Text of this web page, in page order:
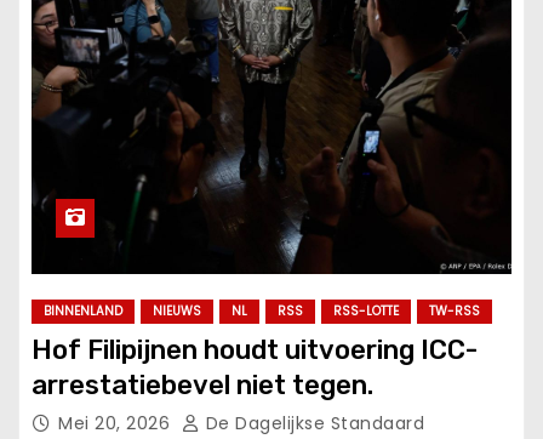
BINNENLAND NIEUWS NL RSS RSS-LOTTE TW-RSS
Hof Filipijnen houdt uitvoering ICC-
arrestatiebevel niet tegen.
Mei 20, 2026 De Dagelijkse Standaard